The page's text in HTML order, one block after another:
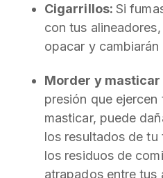
Cigarrillos:Si
con tus
opacar y cambiarán
Morder y masticar
presión que
masticar, puede
los resultados de tu
los residuos de
atrapados entre tus